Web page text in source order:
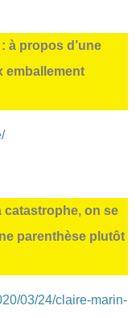
à propos d’une
emballement
catastrophe, on se
parenthèse plutôt
03/24/claire-marin-